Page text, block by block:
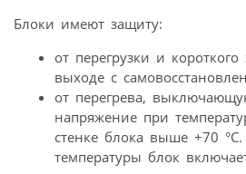
Блоки имеют защиту:
от перегрузки и
выходе с
от перегрева,
напряжение при
стенке блока выше +70
температуры блок